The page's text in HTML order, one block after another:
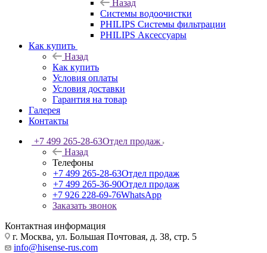
Назад
Системы водоочистки
PHILIPS Системы фильтрации
PHILIPS Аксессуары
Как купить
Назад
Как купить
Условия оплаты
Условия доставки
Гарантия на товар
Галерея
Контакты
+7 499 265-28-63Отдел продаж
Назад
Телефоны
+7 499 265-28-63Отдел продаж
+7 499 265-36-90Отдел продаж
+7 926 228-69-76WhatsApp
Заказать звонок
Контактная информация
г. Москва, ул. Большая Почтовая, д. 38, стр. 5
info@hisense-rus.com